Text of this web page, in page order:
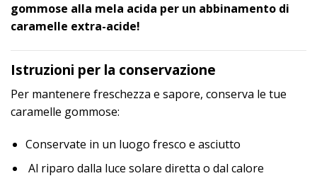
gommose alla mela acida per un abbinamento di
caramelle extra-acide!
Istruzioni per la conservazione
Per mantenere freschezza e sapore, conserva le tue
caramelle gommose:
Conservate in un luogo fresco e asciutto
Al riparo dalla luce solare diretta o dal calore